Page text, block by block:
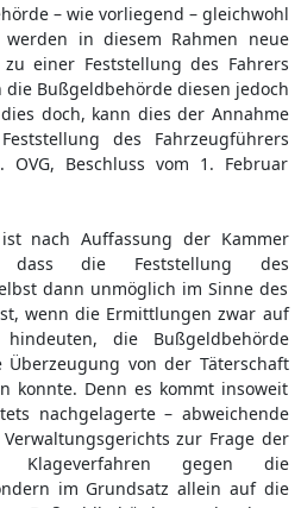
– wie vorliegend – gleichwohl
in diesem Rahmen neue
einer Feststellung des Fahrers
Bußgeldbehörde diesen jedoch
doch, kann dies der Annahme
des Fahrzeugführers
OVG, Beschluss vom 1. Februar
nach Auffassung der Kammer
dass die Feststellung des
dann unmöglich im Sinne des
wenn die Ermittlungen zwar auf
die Bußgeldbehörde
Überzeugung von der Täterschaft
konnte. Denn es kommt insoweit
nachgelagerte – abweichende
zur Frage der
gegen die
im Grundsatz allein auf die